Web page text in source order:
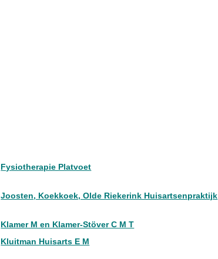
Fysiotherapie Platvoet
Joosten, Koekkoek, Olde Riekerink Huisartsenpraktijk
Klamer M en Klamer-Stöver C M T
Kluitman Huisarts E M